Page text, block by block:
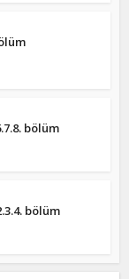
bölüm
bölüm